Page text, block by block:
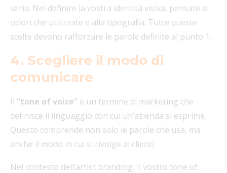
seria. Nel definire la vostra identità visiva, pensate ai
colori che utilizzate e alla tipografia. Tutte queste
scelte devono rafforzare le parole definite al punto 1.
4. Scegliere il modo di
comunicare
Il “tone of voice” è un termine di marketing che
definisce il linguaggio con cui un’azienda si esprime.
Questo comprende non solo le parole che usa, ma
anche il modo in cui si rivolge ai clienti.
Nel contesto dell’artist branding, il vostro tone of